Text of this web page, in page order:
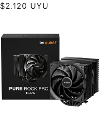
Precio
$2.120 UYU